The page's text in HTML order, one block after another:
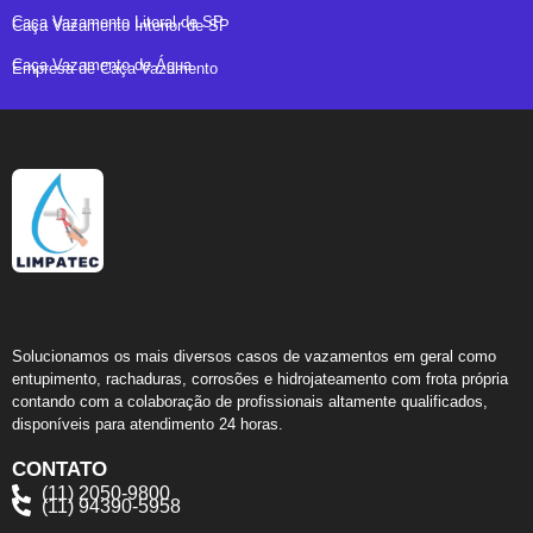
Caça Vazamento Litoral de SP
Caça Vazamento Interior de SP
Caça Vazamento de Água
Empresa de Caça Vazamento
Solucionamos os mais diversos casos de vazamentos em geral como
entupimento, rachaduras, corrosões e hidrojateamento com frota própria
contando com a colaboração de profissionais altamente qualificados,
disponíveis para atendimento 24 horas.
CONTATO
(11) 2050-9800
(11) 94390-5958